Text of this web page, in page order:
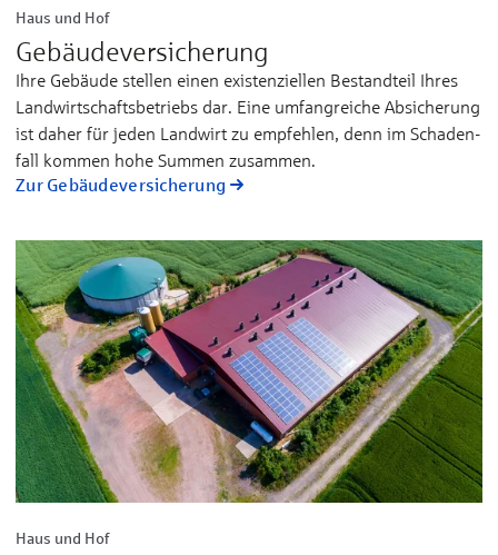
Haus und Hof
Gebäude­versicherung
Ihre Gebäude stel­len ei­nen exis­ten­ziel­len Be­stand­teil Ih­res
Land­wirt­schafts­be­triebs dar. Ei­ne um­fang­rei­che Ab­­si­che­rung
ist da­her für je­den Land­­wirt zu emp­feh­len, denn im Scha­den­
fall kom­men ho­he Sum­­men zu­sam­men.
Zur Gebäude­versicherung
Haus und Hof